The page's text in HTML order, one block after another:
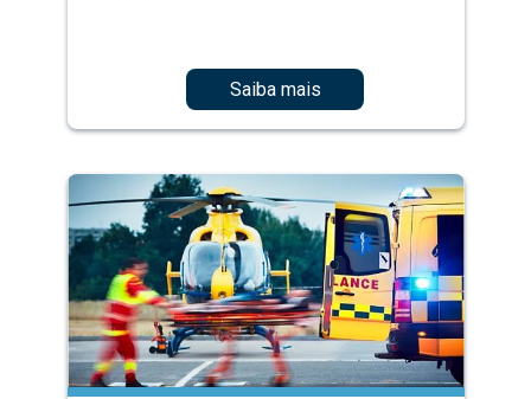
Saiba mais